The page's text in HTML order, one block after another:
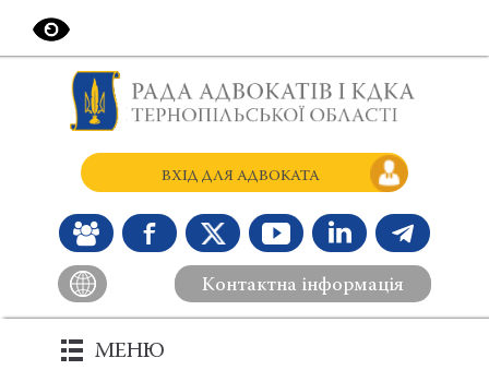
Контактна інформація
ВХІД ДЛЯ АДВОКАТА
МЕНЮ